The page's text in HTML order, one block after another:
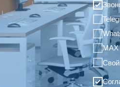
MAX
Свой